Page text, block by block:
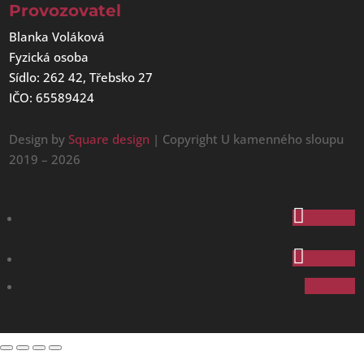
Provozovatel
Blanka Voláková
Fyzická osoba
Sídlo: 262 42, Třebsko 27
IČO: 65589424
Design bySquare design | Copyright U kamenného sloupu
2019 – 2026